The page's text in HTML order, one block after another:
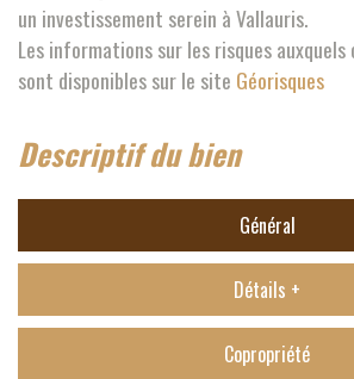
un investissement serein à Vallauris.
Les informations sur les risques auxquels
sont disponibles sur le site Géorisques
descriptif du bien
Général
Détails +
Copropriété